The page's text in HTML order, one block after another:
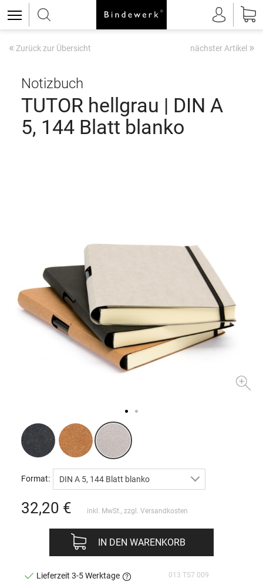
« Zurück zur Übersicht nächster Artikel »
Notizbuch
TUTOR hellgrau | DIN A
5, 144 Blatt blanko
Format: DIN A 5, 144 Blatt blanko
32,20 € inkl. MwSt., zzgl. Versandkosten
IN DEN WARENKORB
Lieferzeit 3-5 Werktage 013 TS7 009